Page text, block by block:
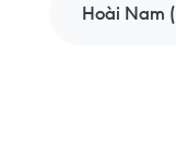
Hoài Nam